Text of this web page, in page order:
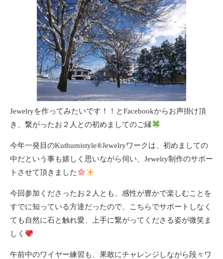
Jewelryを作ってみたいです！！とFacebookからお声掛け頂
き、繋がったお２人との初めましてのご縁
今年一発目のKuthumistyle®Jewelryワークは、初めましての
中だという事も嬉しく思いながら伺い、Jewelry制作のサポー
トさせて頂きました
今回参加くださったお２人とも、感性が豊かで楽しむことを
すでに知っている方達だったので、こちらでサポートしなく
ても自然に石と触れ愛、上手に繋がってくださる姿が微笑ま
しく
午前中のワイヤー練習も、果敢にチャレンジしながら段々ワ